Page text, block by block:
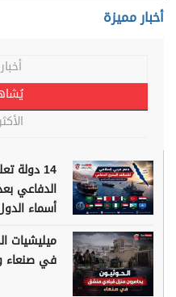
أخبار مميزة
14 دولة
الدفاعي
أسماء
ميليشيات
في صنعاء